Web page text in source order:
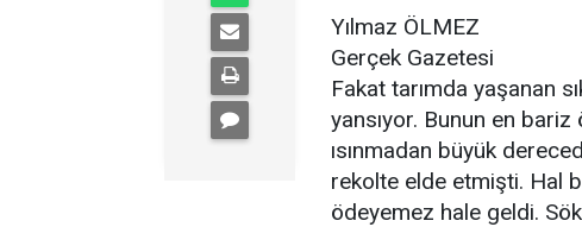
Yılmaz ÖLMEZ
Gerçek Gazetesi
Fakat tarımda yaşanan
yansıyor. Bunun en bariz
ısınmadan büyük
rekolte elde etmişti. Hal
ödeyemez hale geldi.